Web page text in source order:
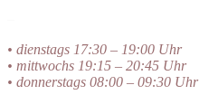
• dienstags 17:30 – 19:00 Uhr
• mittwochs 19:15 – 20:45 Uhr
• donnerstags 08:00 – 09:30 Uhr